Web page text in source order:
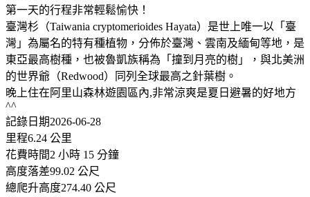
第一天的行程非常輕鬆愉快！
臺灣杉（Taiwania cryptomerioides Hayata）是世上唯一以「臺
灣」為屬名的特有種植物，分佈於臺灣、雲南及緬甸等地，是
東亞最高樹種，也被魯凱族稱為「撞到月亮的樹」，與北美洲
的世界爺（Redwood）同列全球最高之針葉樹。
晚上住在阿里山森林遊園區內,非常涼爽是夏日避暑的好地方
^^
記錄日期2026-06-28
里程6.24 公里
花費時間2 小時 15 分鐘
高度落差99.02 公尺
總爬升高度274.40 公尺